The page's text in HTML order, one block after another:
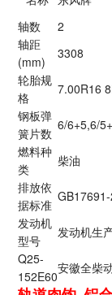
轴数
2
轴距
(mm)
3308
轮胎规
格
7.00R16
钢板弹
簧片数
6/6+5,6/
燃料种
类
柴油
排放依
据标准
发动机
型号
发动机生
Q25-
152E60
安徽全柴